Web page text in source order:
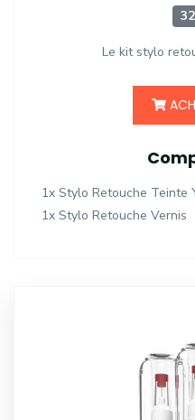
Le kit stylo
1x Stylo Retouche Teinte
1x Stylo Retouche Vernis